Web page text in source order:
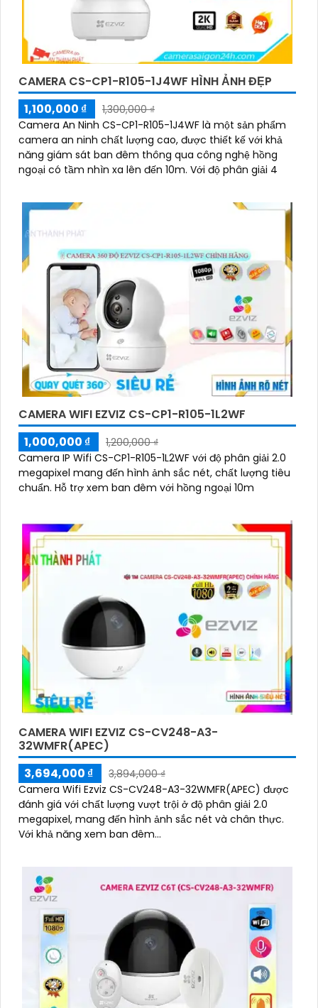
CAMERA CS-CP1-R105-1J4WF HÌNH ẢNH ĐẸP
1,100,000 ₫
1,300,000 ₫
Camera An Ninh CS-CP1-R105-1J4WF là một sản phẩm
camera an ninh chất lượng cao, được thiết kế với khả
năng giám sát ban đêm thông qua công nghệ hồng
ngoại có tầm nhìn xa lên đến 10m. Với độ phân giải 4
CAMERA WIFI EZVIZ CS-CP1-R105-1L2WF
1,000,000 ₫
1,200,000 ₫
Camera IP Wifi CS-CP1-R105-1L2WF với độ phân giải 2.0
megapixel mang đến hình ảnh sắc nét, chất lượng tiêu
chuẩn. Hỗ trợ xem ban đêm với hồng ngoại 10m
CAMERA WIFI EZVIZ CS-CV248-A3-
32WMFR(APEC)
3,694,000 ₫
3,894,000 ₫
Camera Wifi Ezviz CS-CV248-A3-32WMFR(APEC) được
đánh giá với chất lượng vượt trội ở độ phân giải 2.0
megapixel, mang đến hình ảnh sắc nét và chân thực.
Với khả năng xem ban đêm...